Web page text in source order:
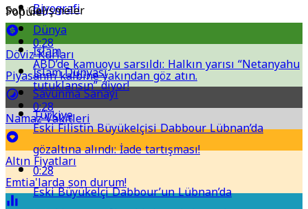
Popüler
Döviz Kurları
Piyasanın kalbine yakından göz atın.
Namaz Vakitleri
Altın Fiyatları
Emtia'larda son durum!
Biyografi
Dünya
İslam
İslam Dünyası
Savunma Sanayi
Türkiye
Son Gelişmeler
0:28
ABD’de kamuoyu sarsıldı: Halkın yarısı “Netanyahu
tutuklansın” diyor!
0:28
Eski Filistin Büyükelçisi Dabbour Lübnan’da
gözaltına alındı: İade tartışması!
0:28
Eski Büyükelçi Dabbour’un Lübnan’da